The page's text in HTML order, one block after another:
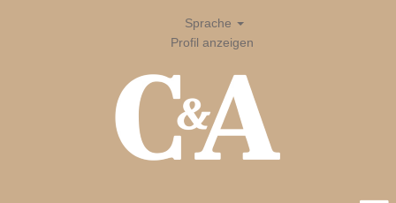
Sprache
Profil anzeigen